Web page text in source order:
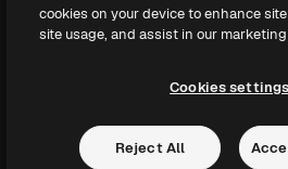
Slidesgo
Kontakt aufnehmen
cookies on your device to enhance
site usage, and assist in our
Cookies settings
Reject All